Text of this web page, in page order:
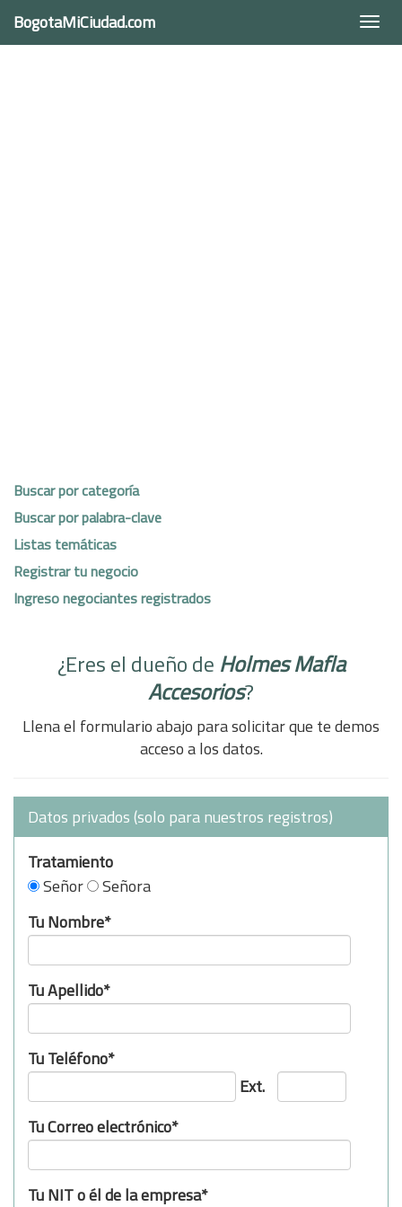
BogotaMiCiudad.com
Buscar por categoría
Buscar por palabra-clave
Listas temáticas
Registrar tu negocio
Ingreso negociantes registrados
¿Eres el dueño de Holmes Mafla
Accesorios?
Llena el formulario abajo para solicitar que te demos
acceso a los datos.
Datos privados (solo para nuestros registros)
Tratamiento
Señor
Señora
Tu Nombre*
Tu Apellido*
Tu Teléfono*
Ext.
Tu Correo electrónico*
Tu NIT o él de la empresa*